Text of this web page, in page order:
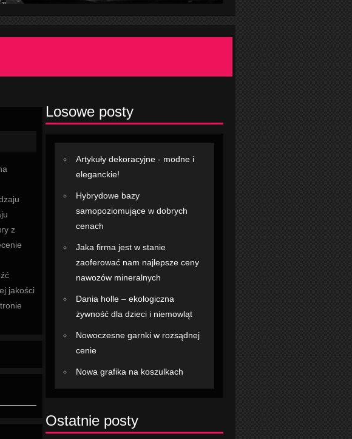
z
jakości
Losowe posty
Artykuły dekoracyjne - modne i
eleganckie!
Hybrydowe bazy
samopoziomujące w dobrych
cenach
Jaka firma jest w stanie
zaoferować nam najlepsze ceny
nawozów mineralnych
Dania holle – ekologiczna
żywność dla dzieci i niemowląt
Nowoczesne garnki w rozsądnej
cenie
Nowa grafika na koszulkach
Ostatnie posty